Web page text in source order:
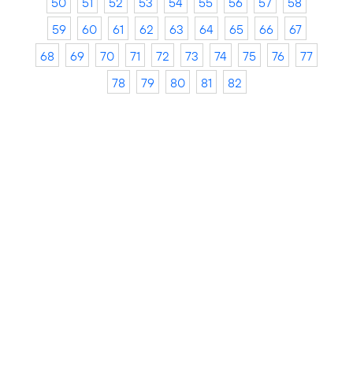
59
60 61 62 63 64 65 66
67
68
69 70 71 72 73 74 75 76
77
78
79 80 81 82